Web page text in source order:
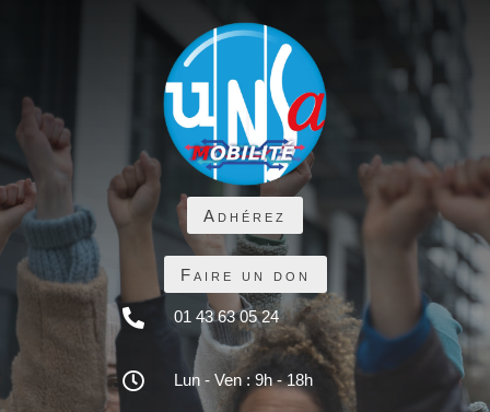
Adhérez
Faire un don
 01 43 63 05 24
 Lun - Ven : 9h - 18h